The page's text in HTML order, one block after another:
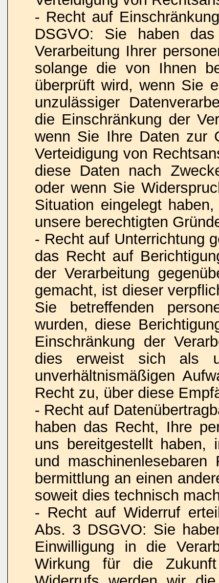
- Recht auf
DSGVO: Sie haben
Verarbeitung Ihrer
solange die von Ihnen
überprüft wird, wenn Sie
unzulässiger
die Einschränkung der
wenn Sie Ihre Daten zur
Verteidigung von
diese Daten nach
oder wenn Sie
Situation eingelegt
unsere berechtigten
- Recht auf Unterrichtung
das Recht auf
der Verarbeitung
gemacht, ist dieser
Sie betreffenden
wurden, diese
Einschränkung der
dies erweist sich als
unverhältnismäßigen
Recht zu, über diese
- Recht auf
haben das Recht, Ihre
uns bereitgestellt haben,
und
bermittlung an einen
soweit dies technisch
- Recht auf Widerruf
Abs. 3 DSGVO: Sie
Einwilligung in die
Wirkung für die